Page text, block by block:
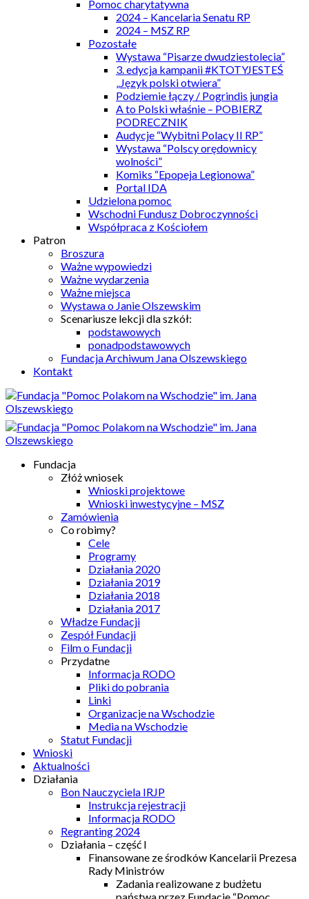
Pomoc charytatywna
2024 – Kancelaria Senatu RP
2024 – MSZ RP
Pozostałe
Wystawa “Pisarze dwudziestolecia”
3. edycja kampanii #KTOTYJESTEŚ
„Język polski otwiera”
Podziemie łączy / Pogrindis jungia
A to Polski właśnie – POBIERZ
PODRECZNIK
Audycje “Wybitni Polacy II RP”
Wystawa “Polscy orędownicy
wolności”
Komiks “Epopeja Legionowa”
Portal IDA
Udzielona pomoc
Wschodni Fundusz Dobroczynności
Współpraca z Kościołem
Patron
Broszura
Ważne wypowiedzi
Ważne wydarzenia
Ważne miejsca
Wystawa o Janie Olszewskim
Scenariusze lekcji dla szkół:
podstawowych
ponadpodstawowych
Fundacja Archiwum Jana Olszewskiego
Kontakt
Fundacja
Złóż wniosek
Wnioski projektowe
Wnioski inwestycyjne – MSZ
Zamówienia
Co robimy?
Cele
Programy
Działania 2020
Działania 2019
Działania 2018
Działania 2017
Władze Fundacji
Zespół Fundacji
Film o Fundacji
Przydatne
Informacja RODO
Pliki do pobrania
Linki
Organizacje na Wschodzie
Media na Wschodzie
Statut Fundacji
Wnioski
Aktualności
Działania
Bon Nauczyciela IRJP
Instrukcja rejestracji
Informacja RODO
Regranting 2024
Działania – część I
Finansowane ze środków Kancelarii Prezesa
Rady Ministrów
Zadania realizowane z budżetu